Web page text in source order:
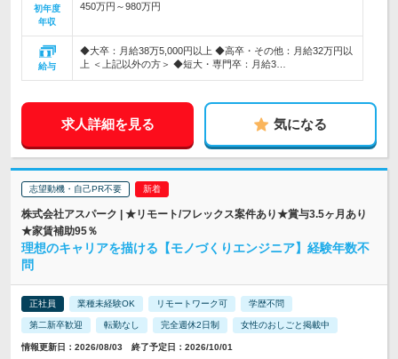
初年度
年収
450万円～980万円
給与
◆大卒：月給38万5,000円以上 ◆高卒・その他：月給32万円以
上 ＜上記以外の方＞ ◆短大・専門卒：月給3…
求人詳細を見る 気になる
志望動機・自己PR不要
株式会社アスパーク | ★リモート/フレックス案件あり★賞与3.5ヶ月あり
★家賃補助95％
理想のキャリアを描ける【モノづくりエンジニア】経験年数不
問
正社員 業種未経験OK リモートワーク可 学歴不問
第二新卒歓迎 転勤なし 完全週休2日制 女性のおしごと掲載中
情報更新日：2026/08/03 終了予定日：2026/10/01